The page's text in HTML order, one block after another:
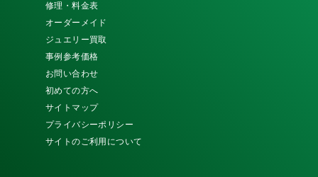
修理・料金表
オーダーメイド
ジュエリー買取
事例参考価格
お問い合わせ
初めての方へ
サイトマップ
プライバシーポリシー
サイトのご利用について